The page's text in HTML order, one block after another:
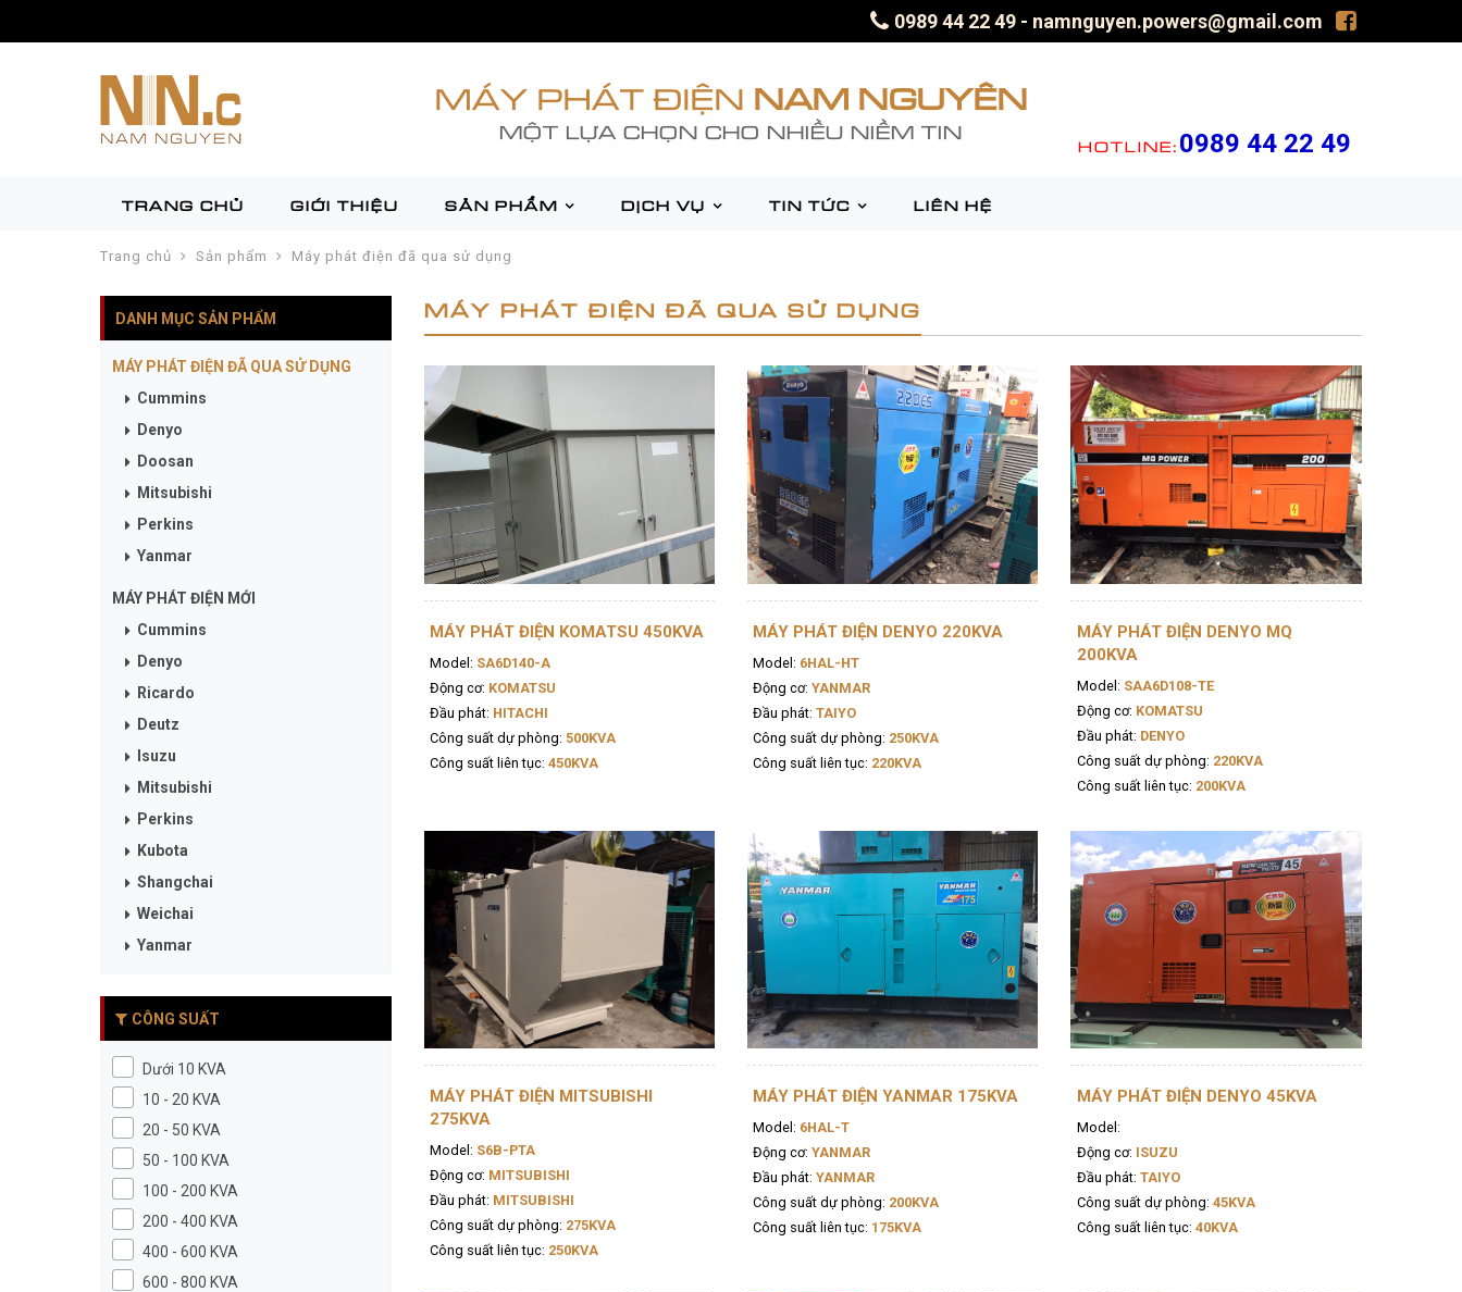
0989 44 22 49 - namnguyen.powers@gmail.com
MÁY PHÁT ĐIỆN NAM NGUYÊN
MỘT LỰA CHỌN CHO NHIỀU NIỀM TIN
HOTLINE: 0989 44 22 49
TRANG CHỦ GIỚI THIỆU SẢN PHẨM DỊCH VỤ TIN TỨC LIÊN HỆ
Trang chủ Sản phẩm Máy phát điện đã qua sử dụng
DANH MỤC SẢN PHẨM
MÁY PHÁT ĐIỆN ĐÃ QUA SỬ DỤNG
Cummins
Denyo
Doosan
Mitsubishi
Perkins
Yanmar
MÁY PHÁT ĐIỆN MỚI
Cummins
Denyo
Ricardo
Deutz
Isuzu
Mitsubishi
Perkins
Kubota
Shangchai
Weichai
Yanmar
CÔNG SUẤT
Dưới 10 KVA
10 - 20 KVA
20 - 50 KVA
50 - 100 KVA
100 - 200 KVA
200 - 400 KVA
400 - 600 KVA
600 - 800 KVA
MÁY PHÁT ĐIỆN ĐÃ QUA SỬ DỤNG
MÁY PHÁT ĐIỆN KOMATSU 450KVA
Model: SA6D140-A
Động cơ: KOMATSU
Đầu phát: HITACHI
Công suất dự phòng: 500KVA
Công suất liên tục: 450KVA
MÁY PHÁT ĐIỆN DENYO 220KVA
Model: 6HAL-HT
Động cơ: YANMAR
Đầu phát: TAIYO
Công suất dự phòng: 250KVA
Công suất liên tục: 220KVA
MÁY PHÁT ĐIỆN DENYO MQ
200KVA
Model: SAA6D108-TE
Động cơ: KOMATSU
Đầu phát: DENYO
Công suất dự phòng: 220KVA
Công suất liên tục: 200KVA
MÁY PHÁT ĐIỆN MITSUBISHI
275KVA
Model: S6B-PTA
Động cơ: MITSUBISHI
Đầu phát: MITSUBISHI
Công suất dự phòng: 275KVA
Công suất liên tục: 250KVA
MÁY PHÁT ĐIỆN YANMAR 175KVA
Model: 6HAL-T
Động cơ: YANMAR
Đầu phát: YANMAR
Công suất dự phòng: 200KVA
Công suất liên tục: 175KVA
MÁY PHÁT ĐIỆN DENYO 45KVA
Model:
Động cơ: ISUZU
Đầu phát: TAIYO
Công suất dự phòng: 45KVA
Công suất liên tục: 40KVA